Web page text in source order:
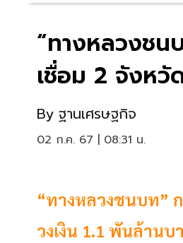
“ทางหลวงชน
เชื่อม 2 จังหวั
By ฐานเศรษฐกิจ
02 ก.ค. 67 | 08:31 น.
“ทางหลวงชนบท”
วงเงิน 1.1 พันล้าน